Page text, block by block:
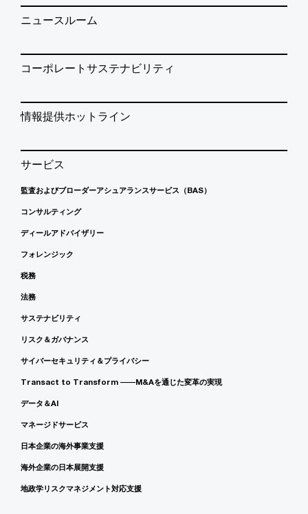
ニュースルーム
コーポレートサステナビリティ
情報提供ホットライン
サービス
監査およびブローダーアシュアランスサービス（BAS）
コンサルティング
ディールアドバイザリー
フォレンジック
税務
法務
サステナビリティ
リスク＆ガバナンス
サイバーセキュリティ＆プライバシー
Transact to Transform ――M&Aを通じた変革の実現
データ＆AI
マネージドサービス
日本企業の海外事業支援
海外企業の日本展開支援
地政学リスクマネジメント対応支援